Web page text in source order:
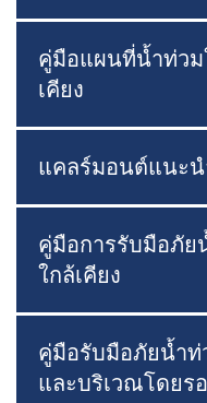
คู่มือแผนที่น้ำท่ว
เคียง
แคลร์มอนต์แนะ
คู่มือการรับมือภัย
ใกล้เคียง
คู่มือรับมือภัยน้ำท่
และบริเวณโดยร